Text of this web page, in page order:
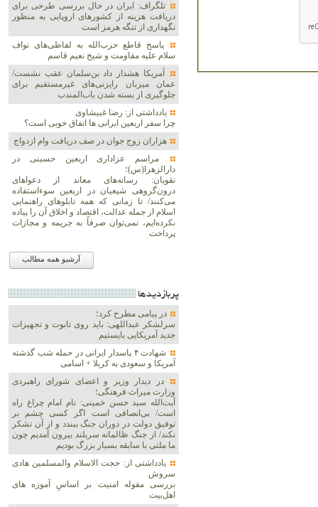
تلگراف: ایران در حال بررسی طرحی برای
دریافت هزینه از کشورهای اروپایی به منظور
نگهداری از تنگه هرمز است
پاسخ قاطع حزب‌الله به لفاظی‌های نواف
سلام علیه مقاومت و شیخ نعیم قاسم
آمریکا هشدار داد بن‌سلمان عقب نشست/
عمان میزبان رایزنی‌های غیرمستقیم برای
جلوگیری از بسته شدن باب‌المندب
یادداشتی از: رضا غبیشاوی
چرا سفر اربعین ایرانی ها اتفاق خوبی است؟
هزاران زوج‌ جوان در صف دریافت وام ازدواج
مراسم عزاداری اربعین حسینی در
دارالزهرا(س)؛
نقویان: رسانه‌های معاند از دعواهای
درون‌گروهی شیعیان در اربعین سوءاستفاده
می‌کنند/ تا زمانی که همه تابلوهای راهنمایی
اسلام از جمله عدالت، اقتصاد و اخلاق آن را پیاده
نکرده‌ایم، نمی‌توان صرفاً به جریمه و مجازات
پرداخت
آرشیو همه مطالب
پربازديدها
در پیامی مطرح کرد؛
سرلشکر عبداللهی: باید روی تابوت و تجهیزات
جدید آمریکایی بایستیم
شهادت ۴ پاسدار ایرانی در حمله شب گذشته
آمریکا و سعودی به کربلا + اسامی
در دیدار وزیر و اعضای شورای راهبردی
وزارت‌ میراث فرهنگی؛
آیت‌الله سید حسن خمینی: نام امام چراغ راه
است/ بی‌انصافی است‌ اگر کسی چشم بر
توفیق دولت‌ در دوران جنگ ببندد و از آن تشکر
نکند/ از جنگ ظالمانه سربلند بیرون آمدیم چون
ما ملتی با سابقه بسیار بزرگ بودیم
یادداشتی از: حجت الاسلام والمسلمین هادی
سروش
بررسی مقوله امنیت بر اساسِ آموزه های
اهل‌بیت